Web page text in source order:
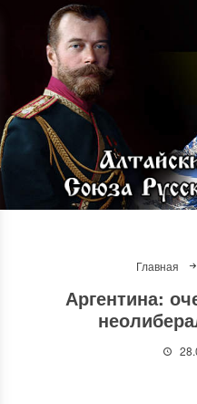
Главная
Аргентина: